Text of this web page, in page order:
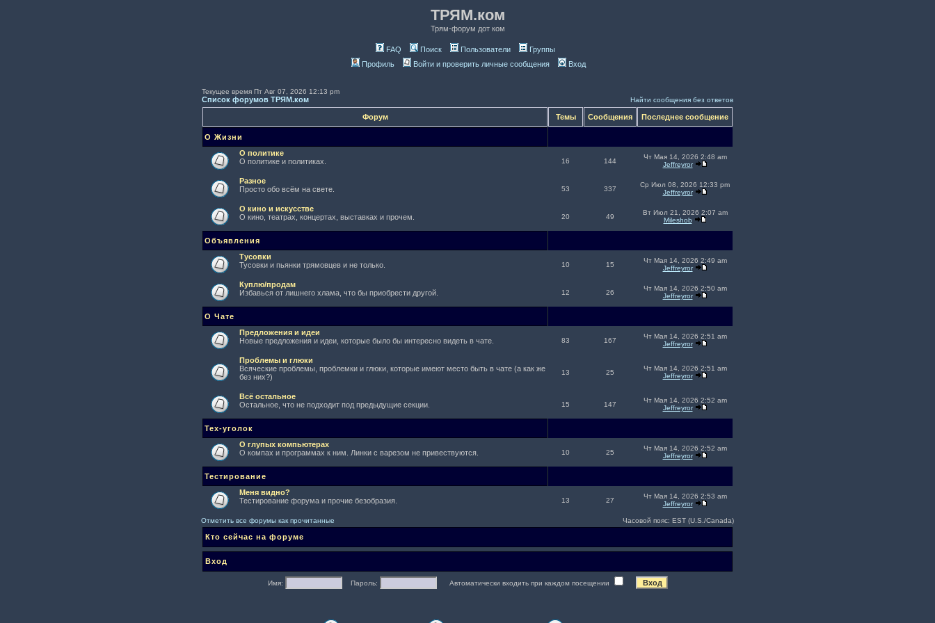
ТРЯМ.ком
Трям-форум дот ком
FAQ Поиск Пользователи
Группы
Профиль
Войти и проверить личные сообщения Вход
Текущее время Пт Авг 07, 2026 12:13 pm
Список форумов ТРЯМ.ком Найти сообщения без ответов
Форум Темы Сообщения Последнее сообщение
О Жизни
О политике
О политике и политиках.
16 144
Чт Мая 14, 2026 2:48 am
Jeffreyror
Разное
Просто обо всём на свете.
53 337
Ср Июл 08, 2026 12:33 pm
Jeffreyror
О кино и искусстве
О кино, театрах, концертах, выставках и прочем.
20 49
Вт Июл 21, 2026 2:07 am
Mileshob
Объявления
Тусовки
Тусовки и пьянки трямовцев и не только.
10 15
Чт Мая 14, 2026 2:49 am
Jeffreyror
Куплю/продам
Избавься от лишнего хлама, что бы приобрести другой.
12 26
Чт Мая 14, 2026 2:50 am
Jeffreyror
О Чате
Предложения и идеи
Новые предложения и идеи, которые было бы интересно видеть в чате.
83 167
Чт Мая 14, 2026 2:51 am
Jeffreyror
Проблемы и глюки
Всяческие проблемы, проблемки и глюки, которые имеют место быть в чате (а как же
без них?)
13 25
Чт Мая 14, 2026 2:51 am
Jeffreyror
Всё остальное
Остальное, что не подходит под предыдущие секции.
15 147
Чт Мая 14, 2026 2:52 am
Jeffreyror
Тех-уголок
О глупых компьютерах
О компах и программах к ним. Линки с варезом не привествуются.
10 25
Чт Мая 14, 2026 2:52 am
Jeffreyror
Тестирование
Меня видно?
Тестирование форума и прочие безобразия.
13 27
Чт Мая 14, 2026 2:53 am
Jeffreyror
Отметить все форумы как прочитанные Часовой пояс: EST (U.S./Canada)
Кто сейчас на форуме
Вход
Имя: Пароль: Автоматически входить при каждом посещении